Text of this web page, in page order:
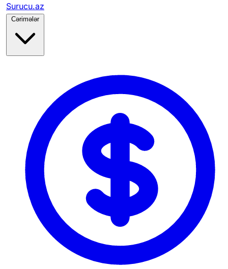
Surucu.az
Cərimələr